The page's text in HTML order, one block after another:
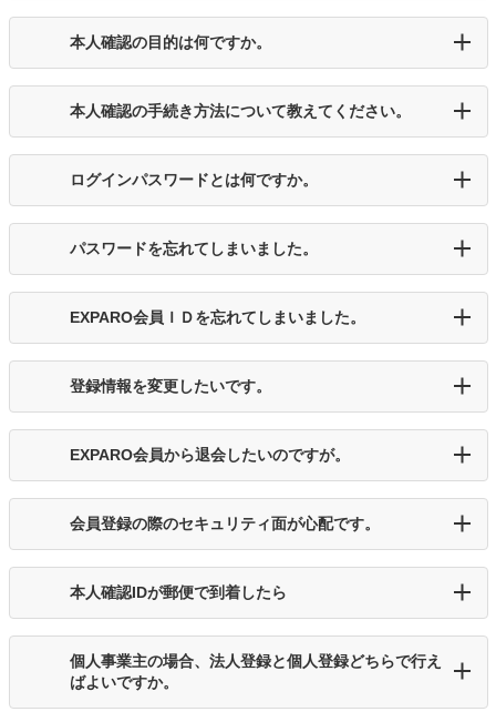
本人確認の目的は何ですか。
本人確認の手続き方法について教えてください。
ログインパスワードとは何ですか。
パスワードを忘れてしまいました。
EXPARO会員ＩＤを忘れてしまいました。
登録情報を変更したいです。
EXPARO会員から退会したいのですが。
会員登録の際のセキュリティ面が心配です。
本人確認IDが郵便で到着したら
個人事業主の場合、法人登録と個人登録どちらで行え
ばよいですか。